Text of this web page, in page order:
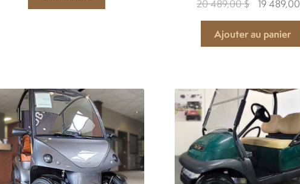
20 489,00$
Le
prix
initial
était :
19 489,00
Ajouter au panier